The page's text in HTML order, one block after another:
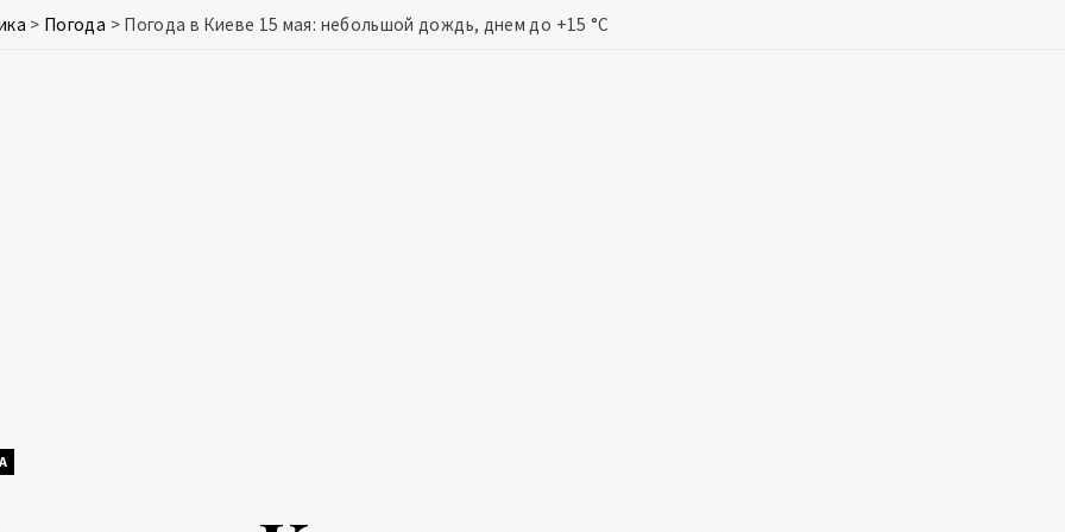
> Погода > Погода в Киеве 15 мая: небольшой дождь, днем до +15 °С